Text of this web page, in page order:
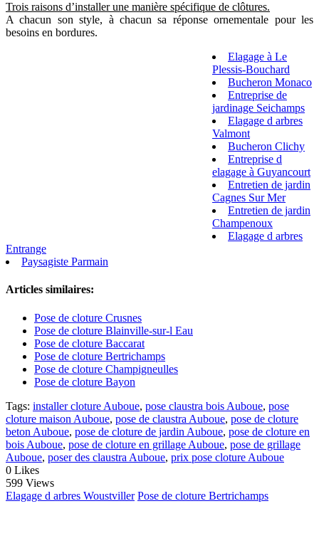
Trois raisons d’installer une manière spécifique de clôtures.
A chacun son style, à chacun sa réponse ornementale pour les
besoins en bordures.
Elagage à Le
Plessis-Bouchard
Bucheron Monaco
Entreprise de
jardinage Seichamps
Elagage d arbres
Valmont
Bucheron Clichy
Entreprise d
elagage à Guyancourt
Entretien de jardin
Cagnes Sur Mer
Entretien de jardin
Champenoux
Elagage d arbres
Entrange
Paysagiste Parmain
Articles similaires:
Pose de cloture Crusnes
Pose de cloture Blainville-sur-l Eau
Pose de cloture Baccarat
Pose de cloture Bertrichamps
Pose de cloture Champigneulles
Pose de cloture Bayon
Tags: installer cloture Auboue, pose claustra bois Auboue, pose
cloture maison Auboue, pose de claustra Auboue, pose de cloture
beton Auboue, pose de cloture de jardin Auboue, pose de cloture en
bois Auboue, pose de cloture en grillage Auboue, pose de grillage
Auboue, poser des claustra Auboue, prix pose cloture Auboue
0 Likes
599 Views
Elagage d arbres Woustviller Pose de cloture Bertrichamps